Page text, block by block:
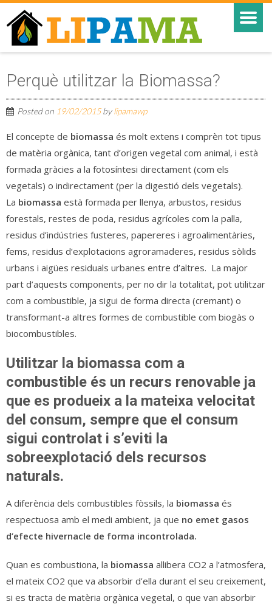
Perquè utilitzar la Biomassa?
Posted on 19/02/2015bylipamawp
El concepte de biomassa és molt extens i comprèn tot tipus
de matèria orgànica, tant d’origen vegetal com animal, i està
formada gràcies a la fotosíntesi directament (com els
vegetals) o indirectament (per la digestió dels vegetals).
La biomassa està formada per llenya, arbustos, residus
forestals, restes de poda, residus agrícoles com la palla,
residus d’indústries fusteres, papereres i agroalimentàries,
fems, residus d’explotacions agroramaderes, residus sòlids
urbans i aigües residuals urbanes entre d’altres. La major
part d’aquests components, per no dir la totalitat, pot utilitzar
com a combustible, ja sigui de forma directa (cremant) o
transformant-a altres formes de combustible com biogàs o
biocombustibles.
Utilitzar la biomassa com a
combustible és un recurs renovable ja
que es produeix a la mateixa velocitat
del consum, sempre que el consum
sigui controlat i s’eviti la
sobreexplotació dels recursos
naturals.
A diferència dels combustibles fòssils, la biomassa és
respectuosa amb el medi ambient, ja que no emet gasos
d’efecte hivernacle de forma incontrolada.
Quan es combustiona, la biomassa allibera CO2 a l’atmosfera,
el mateix CO2 que va absorbir d’ella durant el seu creixement,
si es tracta de matèria orgànica vegetal, o que van absorbir